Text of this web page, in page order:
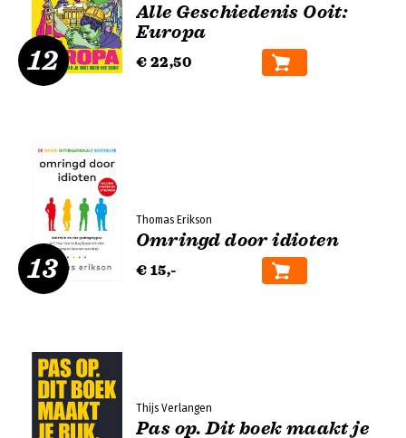
12
Alle Geschiedenis Ooit:
Europa
€ 22,50
13
Thomas Erikson
Omringd door idioten
€ 15,-
Thijs Verlangen
Pas op. Dit boek maakt je